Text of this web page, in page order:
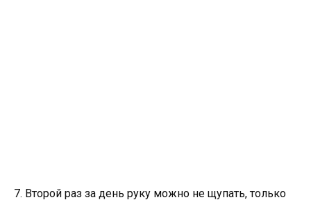
7. Второй раз за день руку можно не щупать, только